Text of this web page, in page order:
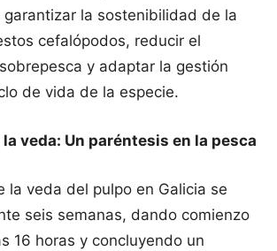
la sostenibilidad de la
cefalópodos, reducir el
y adaptar la gestión
de vida de la especie.
la veda: Un paréntesis en la pesca
la veda del pulpo en Galicia se
seis semanas, dando comienzo
16 horas y concluyendo un